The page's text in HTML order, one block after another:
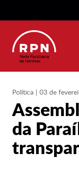
Política | 03 de
da